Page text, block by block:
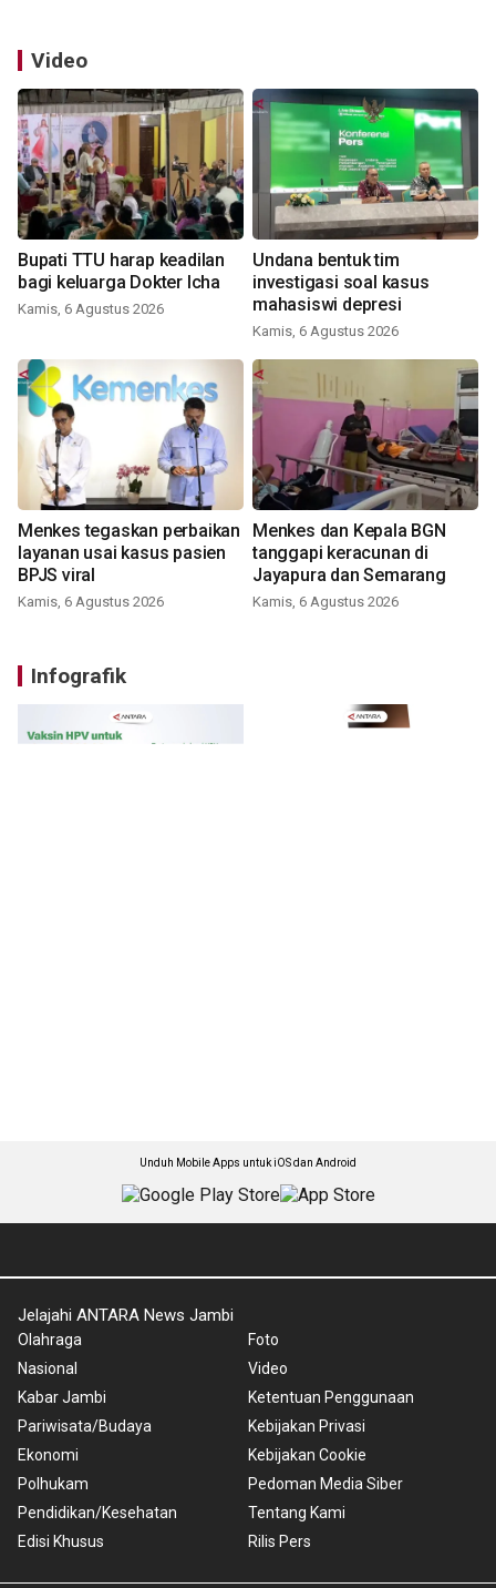
Video
Bupati TTU harap keadilan
bagi keluarga Dokter Icha
Kamis, 6 Agustus 2026
Undana bentuk tim
investigasi soal kasus
mahasiswi depresi
Kamis, 6 Agustus 2026
Menkes tegaskan perbaikan
layanan usai kasus pasien
BPJS viral
Kamis, 6 Agustus 2026
Menkes dan Kepala BGN
tanggapi keracunan di
Jayapura dan Semarang
Kamis, 6 Agustus 2026
Infografik
Unduh Mobile Apps untuk iOS dan Android
Jelajahi ANTARA News Jambi
Olahraga
Nasional
Kabar Jambi
Pariwisata/Budaya
Ekonomi
Polhukam
Pendidikan/Kesehatan
Edisi Khusus
Foto
Video
Ketentuan Penggunaan
Kebijakan Privasi
Kebijakan Cookie
Pedoman Media Siber
Tentang Kami
Rilis Pers